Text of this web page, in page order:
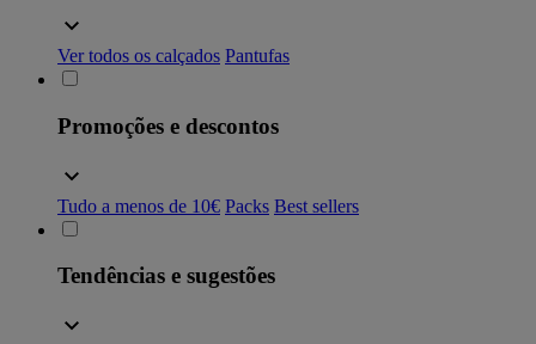
Ver todos os calçados Pantufas
Promoções e descontos
Tudo a menos de 10€ Packs Best sellers
Tendências e sugestões